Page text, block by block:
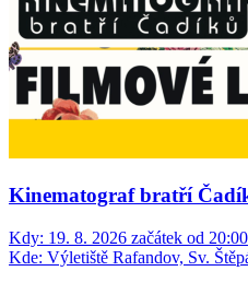
Kinematograf bratří
Kdy: 19. 8. 2026 začátek od 20:00
Kde: Výletiště Rafandov, Sv.